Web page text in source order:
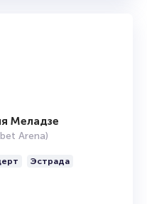
Меладзе
Arena)
Эстрада